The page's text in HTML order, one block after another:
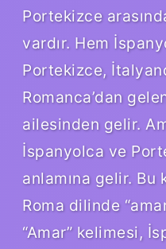
Portekizce
vardır. Hem
Portekizce,
Romanca’dan
ailesinden gelir.
İspanyolca ve
anlamına gelir. Bu
Roma dilinde
“Amar” kelimesi,